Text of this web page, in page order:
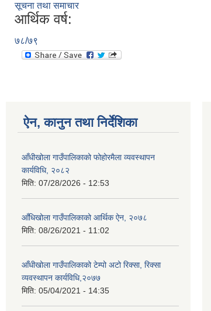
सूचना तथा समाचार
आर्थिक वर्ष:
७८/७९
ऐन, कानुन तथा निर्देशिका
आँधीखोला गाउँपालिकाको फोहोरमैला व्यवस्थापन
कार्यविधि, २०८२
मिति: 07/28/2026 - 12:53
आँधिखोला गाउँपालिकाको आर्थिक ऐन, २०७८
मिति: 08/26/2021 - 11:02
आँधीखोला गाउँपालिकाको टेम्पो अटो रिक्सा, रिक्सा
व्यवस्थापन कार्यविधि,२०७७
मिति: 05/04/2021 - 14:35